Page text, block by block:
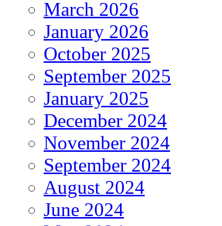
March 2026
January 2026
October 2025
September 2025
January 2025
December 2024
November 2024
September 2024
August 2024
June 2024